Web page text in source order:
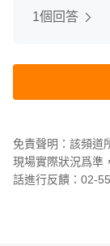
約 3萬5 含一
1個回答
免責聲明：該頻道
現場實際狀況爲準
話進行反饋：02-